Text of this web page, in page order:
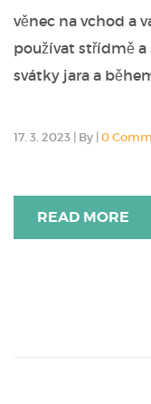
věnec na vchod a
používat střídmě a
svátky jara a
17. 3. 2023 | By | 0
READ MORE